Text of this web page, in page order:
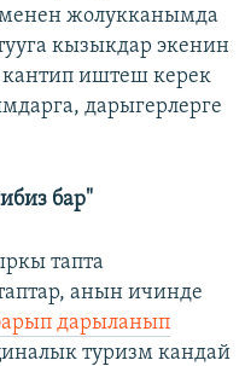
жолукканымда
кызыкдар экенин
кантип иштеш керек
дарыгерлерге
бар"
тапта
анын ичинде
дарыланып
туризм кандай